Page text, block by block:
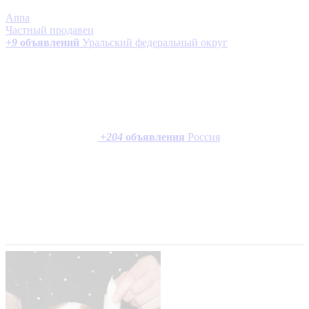
Anna
Частный продавец
+9 объявлений Уральский федеральный округ
+204 объявления Россия